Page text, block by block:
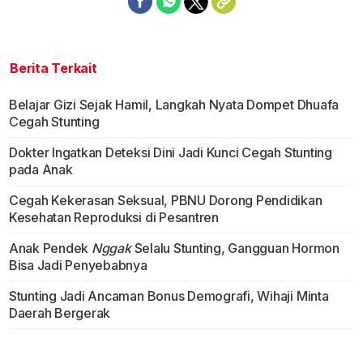
Berita Terkait
Belajar Gizi Sejak Hamil, Langkah Nyata Dompet Dhuafa
Cegah Stunting
Dokter Ingatkan Deteksi Dini Jadi Kunci Cegah Stunting
pada Anak
Cegah Kekerasan Seksual, PBNU Dorong Pendidikan
Kesehatan Reproduksi di Pesantren
Anak Pendek NggakSelalu Stunting, Gangguan Hormon
Bisa Jadi Penyebabnya
Stunting Jadi Ancaman Bonus Demografi, Wihaji Minta
Daerah Bergerak